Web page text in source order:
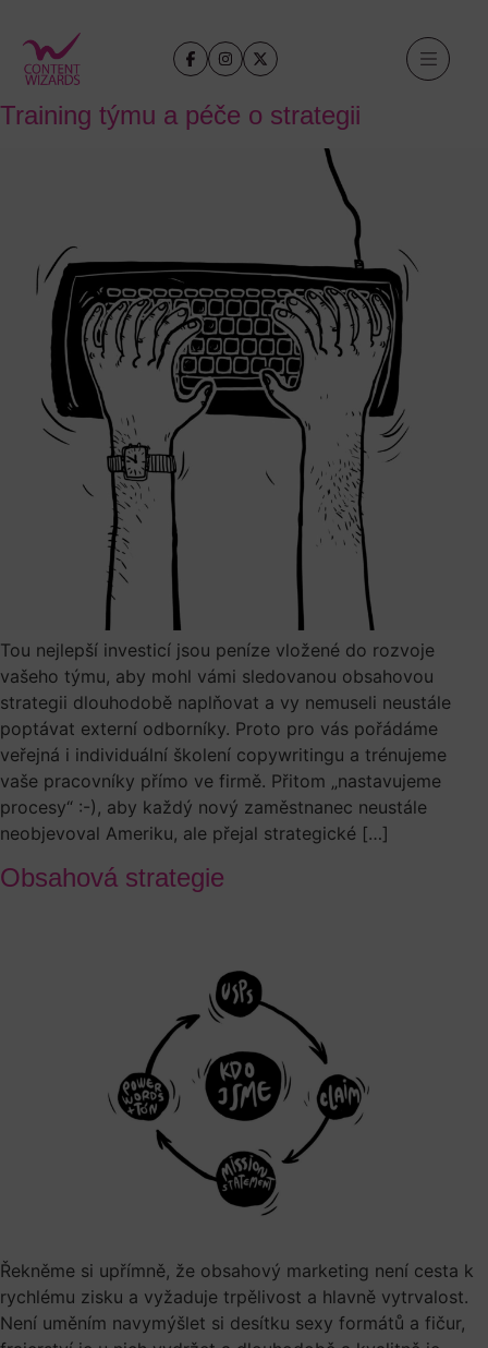
Training týmu a péče o strategii
Tou nejlepší investicí jsou peníze vložené do rozvoje
vašeho týmu, aby mohl vámi sledovanou obsahovou
strategii dlouhodobě naplňovat a vy nemuseli neustále
poptávat externí odborníky. Proto pro vás pořádáme
veřejná i individuální školení copywritingu a trénujeme
vaše pracovníky přímo ve firmě. Přitom „nastavujeme
procesy“ :-), aby každý nový zaměstnanec neustále
neobjevoval Ameriku, ale přejal strategické […]
Obsahová strategie
Řekněme si upřímně, že obsahový marketing není cesta k
rychlému zisku a vyžaduje trpělivost a hlavně vytrvalost.
Není uměním navymýšlet si desítku sexy formátů a fičur,